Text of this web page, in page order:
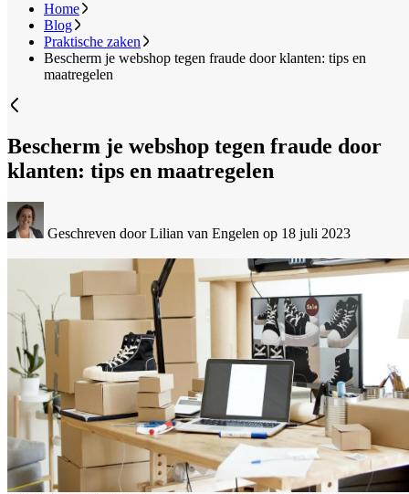
Home
Blog
Praktische zaken
Bescherm je webshop tegen fraude door klanten: tips en
maatregelen
Bescherm je webshop tegen fraude door
klanten: tips en maatregelen
Geschreven door Lilian van Engelen op 18 juli 2023